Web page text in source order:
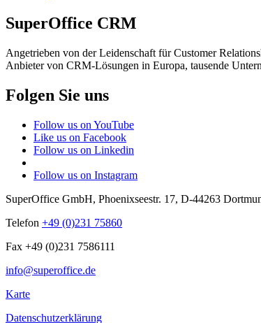
SuperOffice CRM
Angetrieben von der Leidenschaft für Customer
Anbieter von CRM-Lösungen in Europa, tausende
Folgen Sie uns
Follow us on YouTube
Like us on Facebook
Follow us on Linkedin
Follow us on Instagram
SuperOffice GmbH, Phoenixseestr. 17, D-44263
Telefon +49 (0)231 75860
Fax +49 (0)231 7586111
info@superoffice.de
Karte
Datenschutzerklärung